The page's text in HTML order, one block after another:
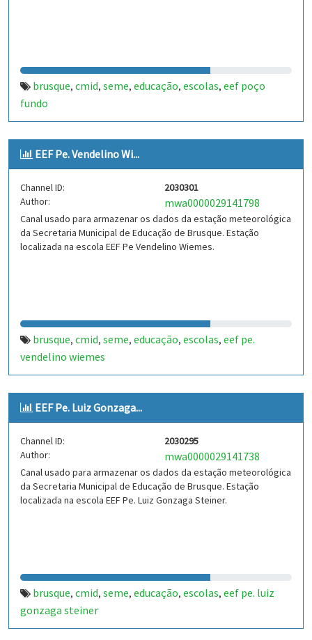
brusque, cmid, seme, educação, escolas, eef poço
fundo
EEF Pe. Vendelino Wi...
Channel ID:
2030301
Author:
mwa0000029141798
Canal usado para armazenar os dados da estação meteorológica
da Secretaria Municipal de Educação de Brusque. Estação
localizada na escola EEF Pe Vendelino Wiemes.
brusque, cmid, seme, educação, escolas, eef pe.
vendelino wiemes
EEF Pe. Luiz Gonzaga...
Channel ID:
2030295
Author:
mwa0000029141738
Canal usado para armazenar os dados da estação meteorológica
da Secretaria Municipal de Educação de Brusque. Estação
localizada na escola EEF Pe. Luiz Gonzaga Steiner.
brusque, cmid, seme, educação, escolas, eef pe. luiz
gonzaga steiner